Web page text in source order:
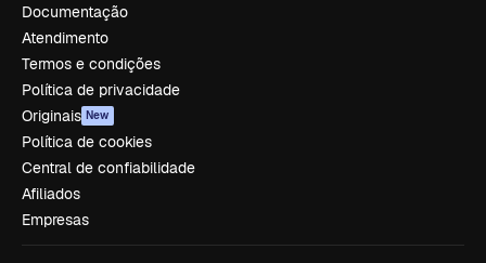
Documentação
Atendimento
Termos e condições
Política de privacidade
Originais New
Política de cookies
Central de confiabilidade
Afiliados
Empresas